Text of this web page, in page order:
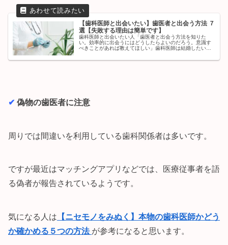
【歯科医師と出会いたい】歯医者と出会う方法 ７
選【失敗する理由は簡単です】
歯科医師と出会いたい人「歯医者と出会う方法を知りた
い。効率的に出会うにはどうしたらよいのだろう。意識す
べきことがあれば教えてほしい」歯科医師は結婚したい職
たい...と希望する人は多いで...
✔︎ 偽物の歯医者に注意
周りでは間違いを利用している歯科関係者は多いです。
ですが最近はマッチングアプリなどでは、医療従事者を語
る偽者が報告されているようです。
気になる人は 【ニセモノをみぬく】本物の歯科医師かどう
か確かめる５つの方法 が参考になると思います。